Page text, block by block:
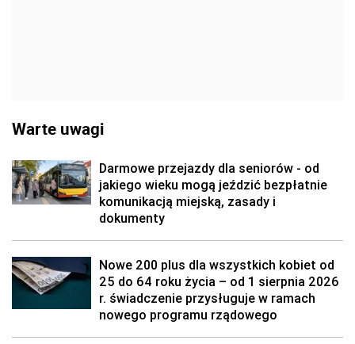
Warte uwagi
Darmowe przejazdy dla seniorów - od
jakiego wieku mogą jeździć bezpłatnie
komunikacją miejską, zasady i
dokumenty
Nowe 200 plus dla wszystkich kobiet od
25 do 64 roku życia – od 1 sierpnia 2026
r. świadczenie przysługuje w ramach
nowego programu rządowego